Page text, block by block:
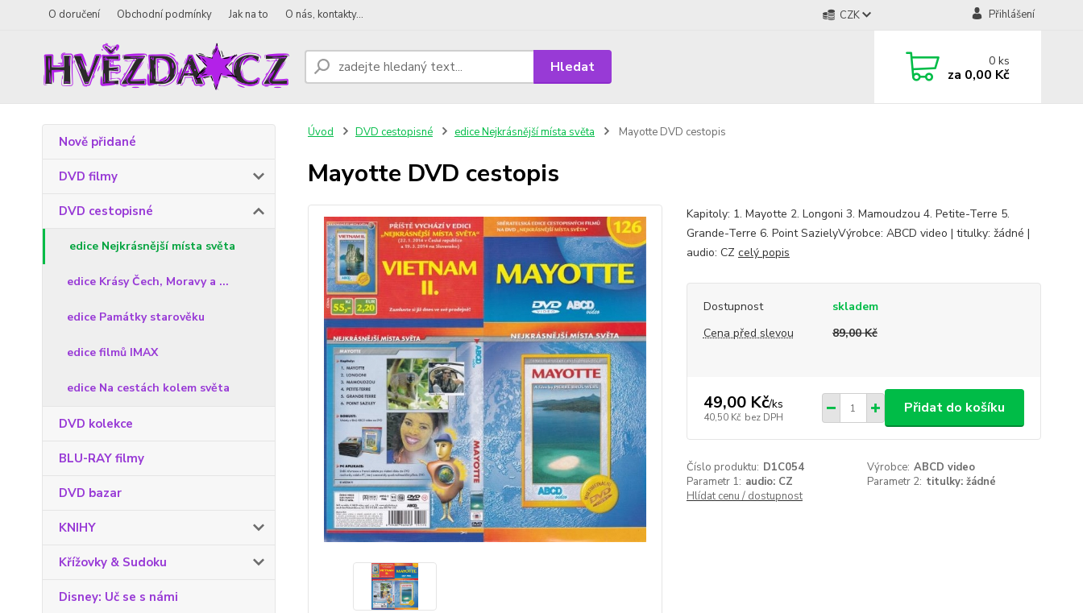
O doručení Obchodní podmínky Jak na to O nás, kontakty... CZK Přihlášení
Hledat 0ks
za 0,00 Kč
Nově přidané
DVD filmy
DVD cestopisné
edice Nejkrásnější místa světa
edice Krásy Čech, Moravy a ...
edice Památky starověku
edice filmů IMAX
edice Na cestách kolem světa
DVD kolekce
BLU-RAY filmy
DVD bazar
KNIHY
Křížovky & Sudoku
Disney: Uč se s námi
Úvod DVD cestopisné edice Nejkrásnější místa světa Mayotte DVD cestopis
Mayotte DVD cestopis
Kapitoly: 1. Mayotte 2. Longoni 3. Mamoudzou 4. Petite-Terre 5.
Grande-Terre 6. Point SazielyVýrobce: ABCD video | titulky: žádné |
audio: CZ celý popis
Dostupnost
skladem
Cena před slevou
89,00 Kč
49,00 Kč/ks
40,50 Kč bez DPH
Přidat do košíku
Číslo produktu: D1C054 Výrobce: ABCD video
Parametr 1: audio: CZ Parametr 2: titulky: žádné
Hlídat cenu / dostupnost